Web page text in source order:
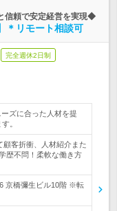
信頼で安定経営を実現◆
＊リモート相談可
完全週休2日制
ズに合った人材を提
。
顧客折衝、人材紹介また
歴不問！柔軟な働き方
京橋彌生ビル10階 ※転